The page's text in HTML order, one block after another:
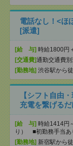
電話なし！<ほ
[派遣]
[給 与] 時給1800円
[交通費]通勤交通費
[勤務地] 渋谷駅から
【シフト自由
充電を繋げる
[給 与] 時給1414
り） ■初勤務手当
[勤務地] 新宿駅から